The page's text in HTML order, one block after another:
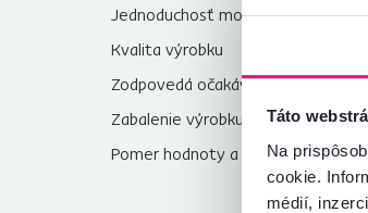
Táto
Na
cookie.
médií,
Jednoduchosť montáže
Kvalita výrobku
Zodpovedá očakávaniam
Zabalenie výrobku
Pomer hodnoty a ceny